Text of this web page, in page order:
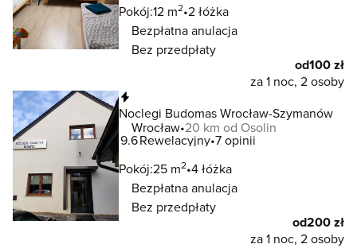
Pokój:12 m2 2 łóżka
Bezpłatna anulacja
Bez przedpłaty
od100 zł
za 1 noc, 2 osoby
Noclegi Budomas Wrocław-Szymanów
Wrocław 20 km od Osolin
9.6Rewelacyjny 7 opinii
Pokój:25 m2 4 łóżka
Bezpłatna anulacja
Bez przedpłaty
od200 zł
za 1 noc, 2 osoby